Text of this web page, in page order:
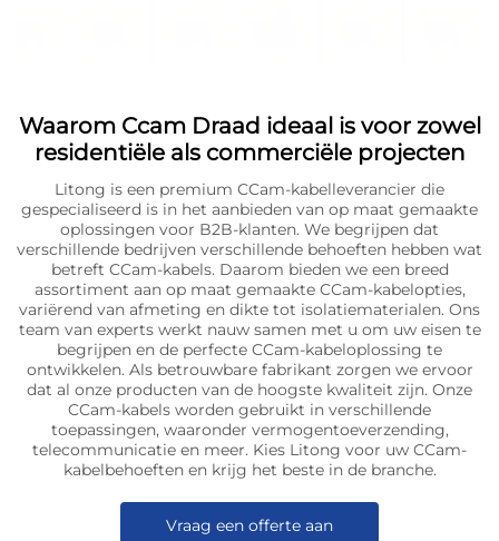
Waarom Ccam Draad ideaal is voor zowel
residentiële als commerciële projecten
Litong is een premium CCam-kabelleverancier die
gespecialiseerd is in het aanbieden van op maat gemaakte
oplossingen voor B2B-klanten. We begrijpen dat
verschillende bedrijven verschillende behoeften hebben wat
betreft CCam-kabels. Daarom bieden we een breed
assortiment aan op maat gemaakte CCam-kabelopties,
variërend van afmeting en dikte tot isolatiematerialen. Ons
team van experts werkt nauw samen met u om uw eisen te
begrijpen en de perfecte CCam-kabeloplossing te
ontwikkelen. Als betrouwbare fabrikant zorgen we ervoor
dat al onze producten van de hoogste kwaliteit zijn. Onze
CCam-kabels worden gebruikt in verschillende
toepassingen, waaronder vermogentoeverzending,
telecommunicatie en meer. Kies Litong voor uw CCam-
kabelbehoeften en krijg het beste in de branche.
Vraag een offerte aan